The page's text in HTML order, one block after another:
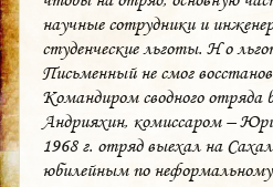
научные сотрудники и
студенческие льготы. Н о
Письменный не смог
Командиром сводного
Андрияхин, комиссаром –
1968 г. отряд выехал на
юбилейным по